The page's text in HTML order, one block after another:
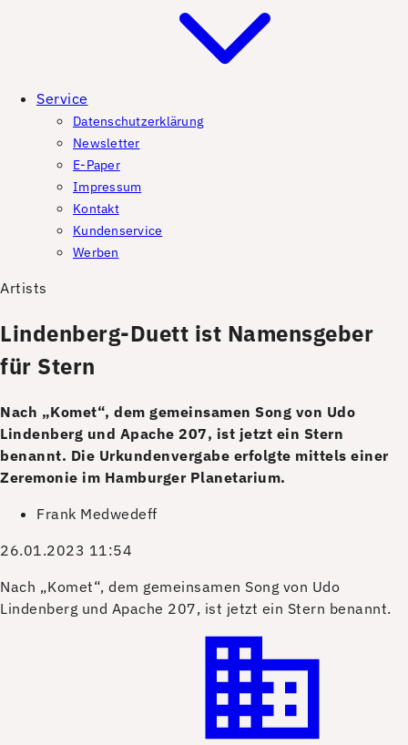
Service
Datenschutzerklärung
Newsletter
E-Paper
Impressum
Kontakt
Kundenservice
Werben
Artists
Lindenberg-Duett ist Namensgeber
für Stern
Nach „Komet“, dem gemeinsamen Song von Udo
Lindenberg und Apache 207, ist jetzt ein Stern
benannt. Die Urkundenvergabe erfolgte mittels einer
Zeremonie im Hamburger Planetarium.
Frank Medwedeff
26.01.2023 11:54
Nach „Komet“, dem gemeinsamen Song von Udo
Lindenberg und Apache 207, ist jetzt ein Stern benannt.